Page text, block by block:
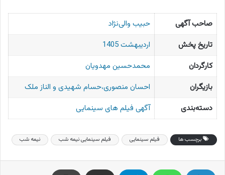
صاحب آگهی
حبیب والی‌نژاد
تاریخ پخش
اردیبهشت 1405
کارگردان
محمدحسین مهدویان
بازیگران
احسان منصوری،حسام شهیدی و الناز ملک
دسته‌بندی
آگهی فیلم های سینمایی
برچسب ها فیلم سینمایی فیلم سینمایی نیمه شب نیمه شب